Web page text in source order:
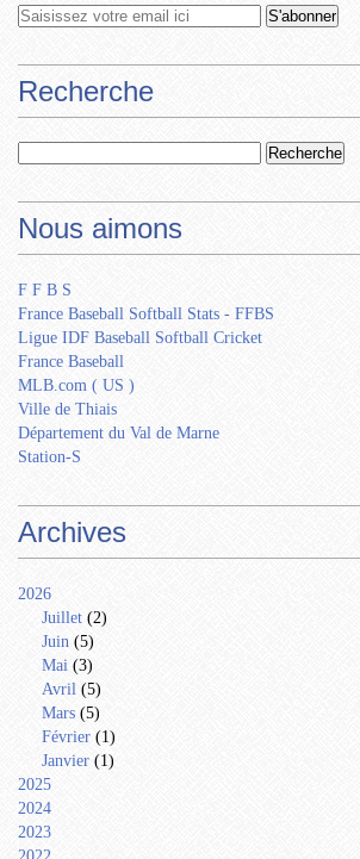
Recherche
Nous aimons
F F B S
France Baseball Softball Stats - FFBS
Ligue IDF Baseball Softball Cricket
France Baseball
MLB.com ( US )
Ville de Thiais
Département du Val de Marne
Station-S
Archives
2026
Juillet (2)
Juin (5)
Mai (3)
Avril (5)
Mars (5)
Février (1)
Janvier (1)
2025
2024
2023